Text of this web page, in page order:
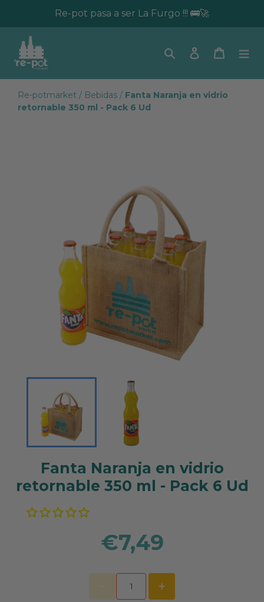
Re-pot pasa a ser La Furgo !!! 🚌🚀
BuscarIngresarCarrito
Re-potmarket / Bebidas / Fanta Naranja en vidrio
retornable 350 ml - Pack 6 Ud
Fanta Naranja en vidrio
retornable 350 ml - Pack 6 Ud
€7,49